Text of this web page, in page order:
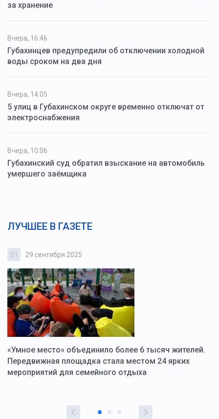
за хранение
Вчера, 16:46
Губахинцев предупредили об отключении холодной
воды сроком на два дня
Вчера, 14:05
5 улиц в Губахинском округе временно отключат от
электроснабжения
Вчера, 10:06
Губахинский суд обратил взыскание на автомобиль
умершего заёмщика
ЛУЧШЕЕ В ГАЗЕТЕ
01 29 сентября 2025
«Умное место» объединило более 6 тысяч жителей.
Передвижная площадка стала местом 24 ярких
мероприятий для семейного отдыха